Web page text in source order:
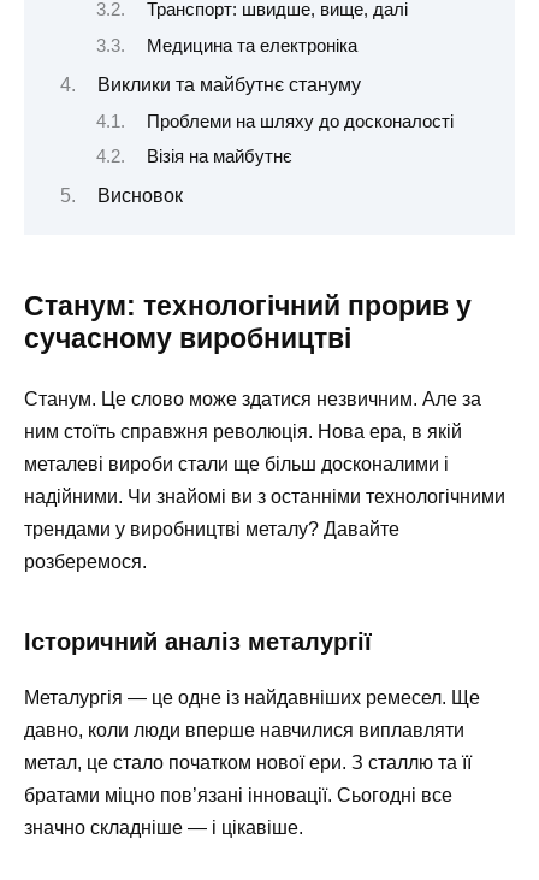
Транспорт: швидше, вище, далі
Медицина та електроніка
Виклики та майбутнє стануму
Проблеми на шляху до досконалості
Візія на майбутнє
Висновок
Станум: технологічний прорив у
сучасному виробництві
Станум. Це слово може здатися незвичним. Але за
ним стоїть справжня революція. Нова ера, в якій
металеві вироби стали ще більш досконалими і
надійними. Чи знайомі ви з останніми технологічними
трендами у виробництві металу? Давайте
розберемося.
Історичний аналіз металургії
Металургія — це одне із найдавніших ремесел. Ще
давно, коли люди вперше навчилися виплавляти
метал, це стало початком нової ери. З сталлю та її
братами міцно пов’язані інновації. Сьогодні все
значно складніше — і цікавіше.